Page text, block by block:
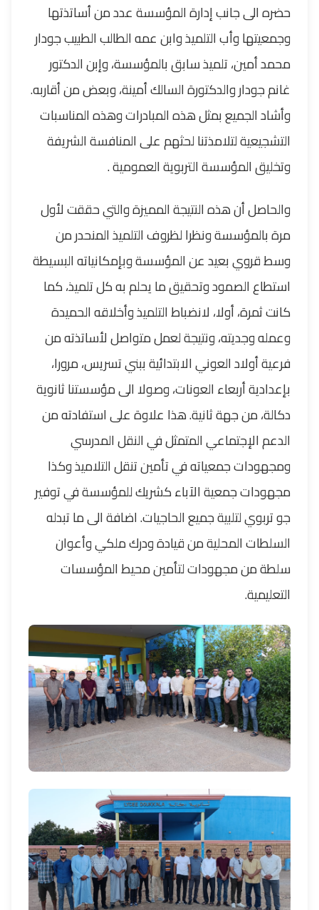
حضره الى جانب إدارة المؤسسة عدد من أساتذتها
وجمعيتها وأب التلميذ وابن عمه الطالب الطبيب جودار
محمد أمين، تلميذ سابق بالمؤسسة، وإبن الدكتور
غانم جودار والدكتورة السالك أمينة، وبعض من أقاربه.
وأشاد الجميع بمثل هذه المبادرات وهذه المناسبات
التشجيعية لتلامذتنا لحثهم على المنافسة الشريفة
وتخليق المؤسسة التربوية العمومية .
والحاصل أن هذه النتيجة المميزة والتي حققت لأول
مرة بالمؤسسة ونظرا لظروف التلميذ المنحدر من
وسط قروي بعيد عن المؤسسة وبإمكانياته البسيطة
استطاع الصمود وتحقيق ما يحلم به كل تلميذ، كما
كانت ثمرة، أولا، لانضباط التلميذ وأخلاقه الحميدة
وعمله وجديته، ونتيجة لعمل متواصل لأساتذته من
فرعية أولاد العوني الابتدائية ببني تسريس، مرورا،
بإعدادية أربعاء العونات، وصولا الى مؤسستنا ثانوية
دكالة، من جهة ثانية. هذا علاوة على استفادته من
الدعم الإجتماعي المتمثل في النقل المدرسي
ومجهودات جمعياته في تأمين تنقل التلاميذ وكذا
مجهودات جمعية الآباء كشريك للمؤسسة في توفير
جو تربوي لتلبية جميع الحاجيات. اضافة الى ما تبدله
السلطات المحلية من قيادة ودرك ملكي وأعوان
سلطة من مجهودات لتأمين محيط المؤسسات
التعليمية.